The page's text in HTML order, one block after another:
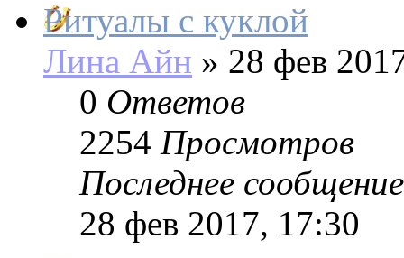
Ритуалы с куклой
Лина Айн » 28 фев
0 Ответов
2254 Просмотров
Последнее сообщение
28 фев 2017, 17:30